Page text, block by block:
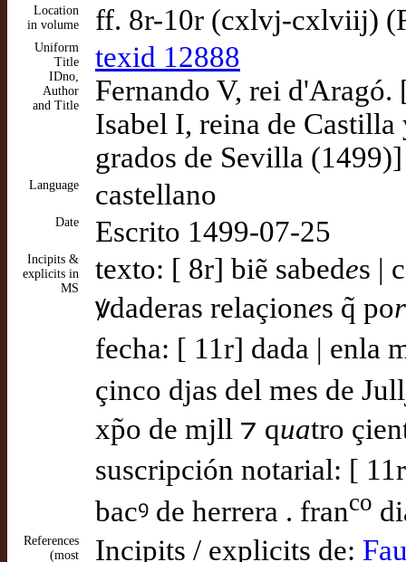
Location
in volume
ff. 8r-10r (cxlvj-cxlviij)
Uniform
Title
IDno,
Author
and Title
texid 12888
Fernando V, rei
Isabel I, reina de
grados de Sevilla (1499)]
Language castellano
Date Escrito 1499-07-25
Incipits &
explicits in
MS
texto: [ 8r] biẽ sabedes |
ꝟdaderas relaçiones q̃ por
fecha: [ 11r] dada | enla
çinco djas del mes de
xp̃o de mjll ⁊ quatro
suscripción notarial: [
bacꝰ de herrera . franco
References
(most
Incipits / explicits de: